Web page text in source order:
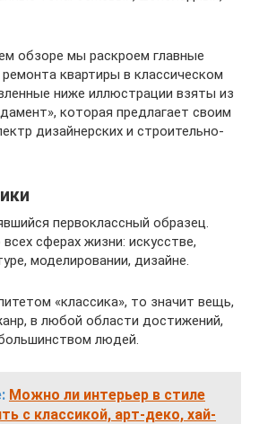
обзоре мы раскроем главные
квартиры в классическом
ниже иллюстрации взяты из
которая предлагает своим
дизайнерских и строительно-
первоклассный образец.
сферах жизни: искусстве,
моделировании, дизайне.
«классика», то значит вещь,
в любой области достижений,
людей.
Можно ли интерьер в стиле
с классикой, арт-деко, хай-